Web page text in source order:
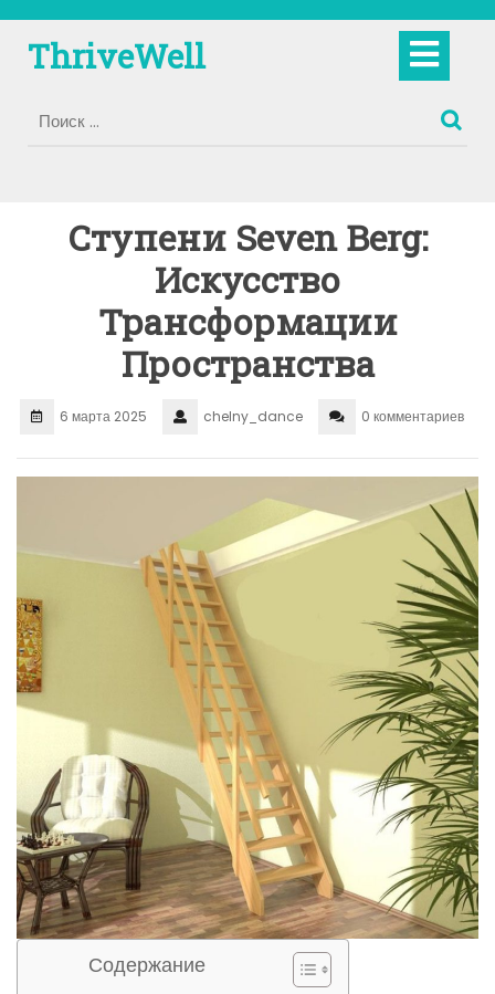
содержимому
ThriveWell
Ступени Seven Berg:
Искусство
Трансформации
Пространства
6 марта 2025 chelny_dance 0 комментариев
Содержание